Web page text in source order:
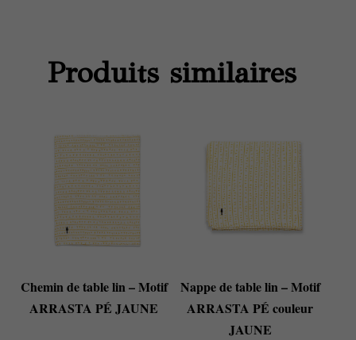
Produits similaires
Chemin de table lin – Motif
ARRASTA PÉ JAUNE
Nappe de table lin – Motif
ARRASTA PÉ couleur
JAUNE